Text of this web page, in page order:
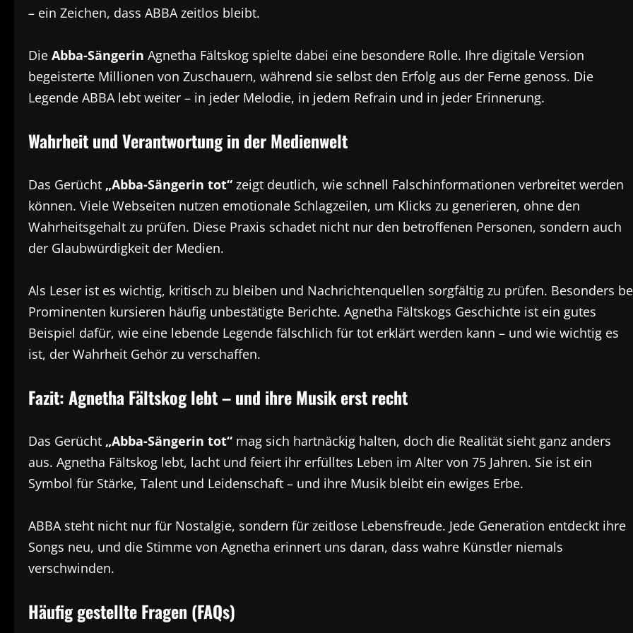
– ein Zeichen, dass ABBA zeitlos bleibt.
Die Abba-Sängerin Agnetha Fältskog spielte dabei eine besondere Rolle. Ihre digitale Version
begeisterte Millionen von Zuschauern, während sie selbst den Erfolg aus der Ferne genoss. Die
Legende ABBA lebt weiter – in jeder Melodie, in jedem Refrain und in jeder Erinnerung.
Wahrheit und Verantwortung in der Medienwelt
Das Gerücht „Abba-Sängerin tot“ zeigt deutlich, wie schnell Falschinformationen verbreitet werden
können. Viele Webseiten nutzen emotionale Schlagzeilen, um Klicks zu generieren, ohne den
Wahrheitsgehalt zu prüfen. Diese Praxis schadet nicht nur den betroffenen Personen, sondern auch
der Glaubwürdigkeit der Medien.
Als Leser ist es wichtig, kritisch zu bleiben und Nachrichtenquellen sorgfältig zu prüfen. Besonders
Prominenten kursieren häufig unbestätigte Berichte. Agnetha Fältskogs Geschichte ist ein gutes
Beispiel dafür, wie eine lebende Legende fälschlich für tot erklärt werden kann – und wie wichtig es
ist, der Wahrheit Gehör zu verschaffen.
Fazit: Agnetha Fältskog lebt – und ihre Musik erst recht
Das Gerücht „Abba-Sängerin tot“ mag sich hartnäckig halten, doch die Realität sieht ganz anders
aus. Agnetha Fältskog lebt, lacht und feiert ihr erfülltes Leben im Alter von 75 Jahren. Sie ist ein
Symbol für Stärke, Talent und Leidenschaft – und ihre Musik bleibt ein ewiges Erbe.
ABBA steht nicht nur für Nostalgie, sondern für zeitlose Lebensfreude. Jede Generation entdeckt ihre
Songs neu, und die Stimme von Agnetha erinnert uns daran, dass wahre Künstler niemals
verschwinden.
Häufig gestellte Fragen (FAQs)